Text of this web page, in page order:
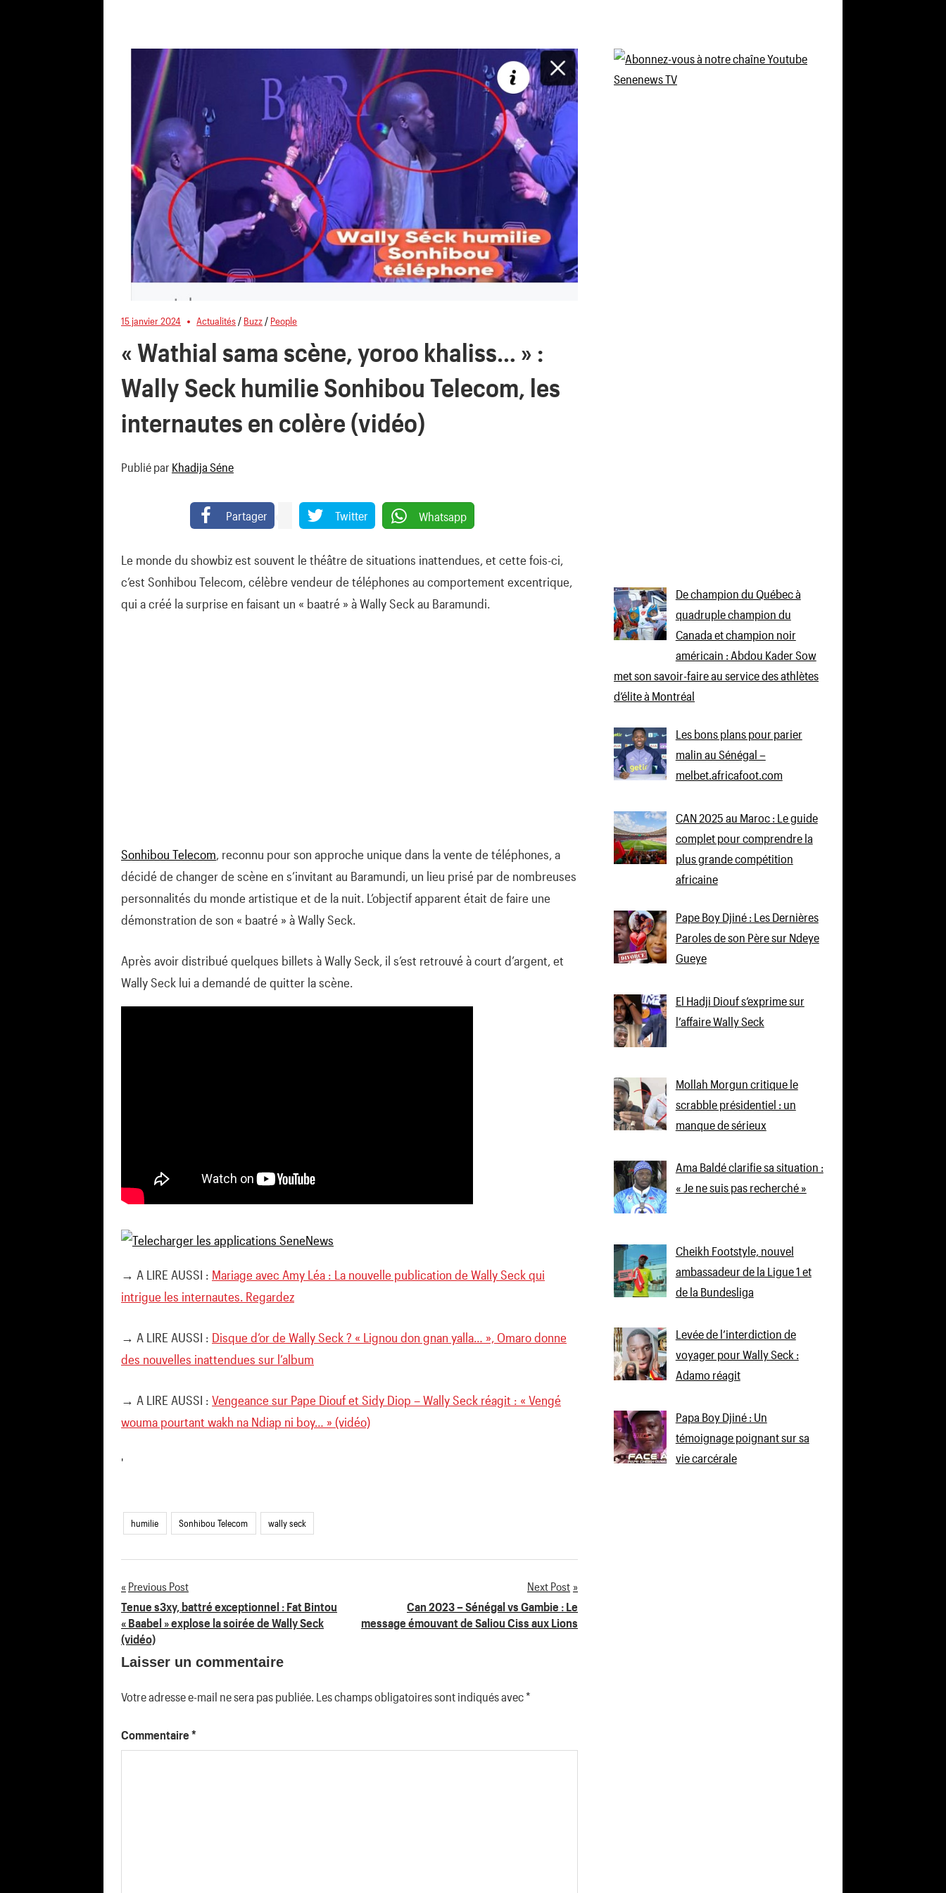
15 janvier 2024 Actualités / Buzz / People
« Wathial sama scène, yoroo khaliss… » :
Wally Seck humilie Sonhibou Telecom, les
internautes en colère (vidéo)
Publié par Khadija Séne
Partager Twitter Whatsapp
Le monde du showbiz est souvent le théâtre de situations inattendues, et cette fois-ci,
c’est Sonhibou Telecom, célèbre vendeur de téléphones au comportement excentrique,
qui a créé la surprise en faisant un « baatré » à Wally Seck au Baramundi.
Sonhibou Telecom, reconnu pour son approche unique dans la vente de téléphones, a
décidé de changer de scène en s’invitant au Baramundi, un lieu prisé par de nombreuses
personnalités du monde artistique et de la nuit. L’objectif apparent était de faire une
démonstration de son « baatré » à Wally Seck.
Après avoir distribué quelques billets à Wally Seck, il s’est retrouvé à court d’argent, et
Wally Seck lui a demandé de quitter la scène.
→ A LIRE AUSSI : Mariage avec Amy Léa : La nouvelle publication de Wally Seck qui
intrigue les internautes. Regardez
→ A LIRE AUSSI : Disque d’or de Wally Seck ? « Lignou don gnan yalla… », Omaro donne
des nouvelles inattendues sur l’album
→ A LIRE AUSSI : Vengeance sur Pape Diouf et Sidy Diop – Wally Seck réagit : « Vengé
wouma pourtant wakh na Ndiap ni boy… » (vidéo)
'
humilie Sonhibou Telecom wally seck
Navigation
de
l’article
Previous Post
Tenue s3xy, battré exceptionnel : Fat Bintou
« Baabel » explose la soirée de Wally Seck
(vidéo)
Next Post
Can 2023 – Sénégal vs Gambie : Le
message émouvant de Saliou Ciss aux Lions
Laisser un commentaire
Votre adresse e-mail ne sera pas publiée. Les champs obligatoires sont indiqués avec*
Commentaire *
De champion du Québec à
quadruple champion du
Canada et champion noir
américain : Abdou Kader Sow
met son savoir-faire au service des athlètes
d’élite à Montréal
Les bons plans pour parier
malin au Sénégal –
melbet.africafoot.com
CAN 2025 au Maroc : Le guide
complet pour comprendre la
plus grande compétition
africaine
Pape Boy Djiné : Les Dernières
Paroles de son Père sur Ndeye
Gueye
El Hadji Diouf s’exprime sur
l’affaire Wally Seck
Mollah Morgun critique le
scrabble présidentiel : un
manque de sérieux
Ama Baldé clarifie sa situation :
« Je ne suis pas recherché »
Cheikh Footstyle, nouvel
ambassadeur de la Ligue 1 et
de la Bundesliga
Levée de l’interdiction de
voyager pour Wally Seck :
Adamo réagit
Papa Boy Djiné : Un
témoignage poignant sur sa
vie carcérale